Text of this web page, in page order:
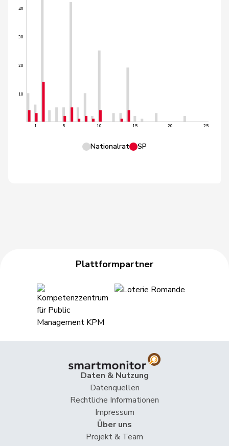
10
20
30
40
1 5 10 15 20 25
Nationalrat SP
Plattformpartner
Daten & Nutzung
Datenquellen
Rechtliche Informationen
Impressum
Über uns
Projekt & Team